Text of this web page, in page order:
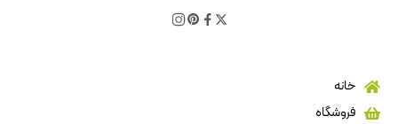
خانه
فروشگاه